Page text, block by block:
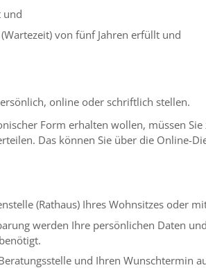
und
von fünf Jahren erfüllt und
online oder schriftlich stellen.
Form erhalten wollen, müssen
Das können Sie über die Online-
(Rathaus) Ihres Wohnsitzes oder
werden Ihre persönlichen Daten
und Ihren Wunschtermin